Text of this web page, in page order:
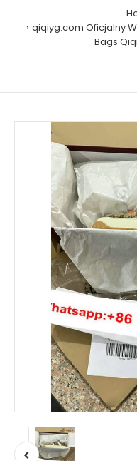
qiqiyg.com Oficjalny
Bags